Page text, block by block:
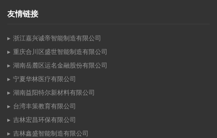
友情链接
浙江嘉兴诚帝智能制造有限公司
重庆合川区盛世智能制造有限公司
湖南岳麓区运名金融股份有限公司
宁夏华林医疗有限公司
湖南益阳特尔新材料有限公司
台湾丰策教育有限公司
吉林宏昌环保有限公司
吉林鑫盛智能制造有限公司